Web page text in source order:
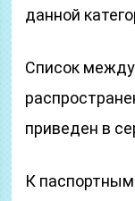
данной
Список
приведен в
К